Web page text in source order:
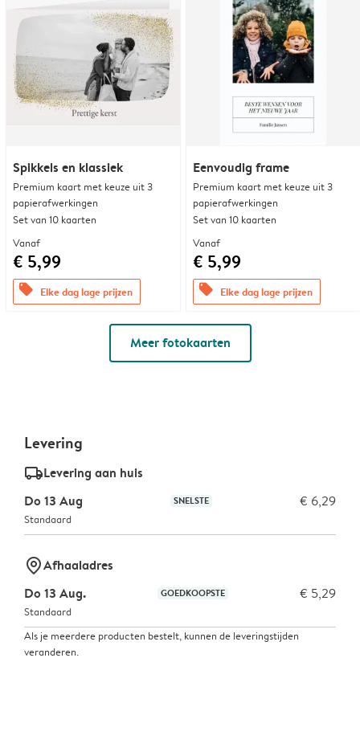
Spikkels en klassiek
Premium kaart met keuze uit 3
papierafwerkingen
Set van 10 kaarten
Vanaf
€ 5,99
offers Elke dag lage prijzen
Eenvoudig frame
Premium kaart met keuze uit 3
papierafwerkingen
Set van 10 kaarten
Vanaf
€ 5,99
offers Elke dag lage prijzen
Meer fotokaarten
Levering
delivery_standard_v2Levering aan huis
Do 13 Aug
SNELSTE € 6,29
Standaard
marker-pinAfhaaladres
Do 13 Aug.
GOEDKOOPSTE € 5,29
Standaard
Als je meerdere producten bestelt, kunnen de leveringstijden
veranderen.